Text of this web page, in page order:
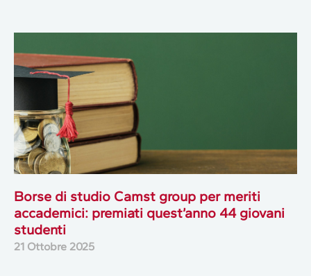
Borse di studio Camst group per meriti
accademici: premiati quest’anno 44 giovani
studenti
21 Ottobre 2025